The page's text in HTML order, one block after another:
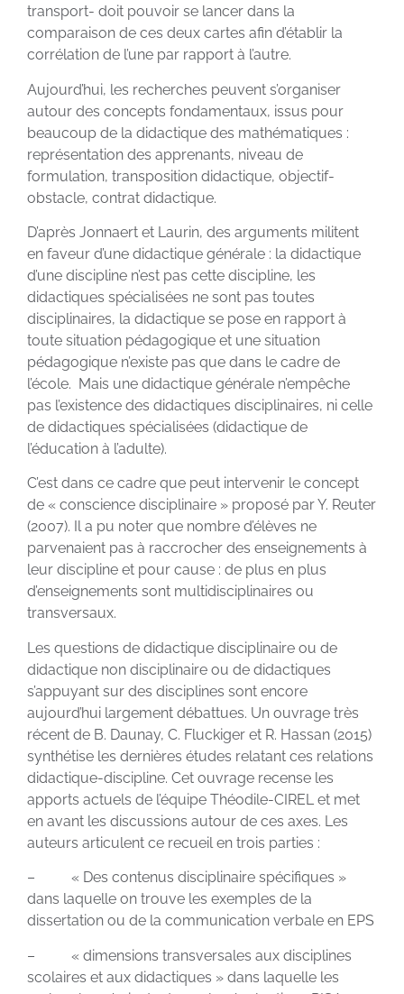
transport- doit pouvoir se lancer dans la
comparaison de ces deux cartes afin d’établir la
corrélation de l’une par rapport à l’autre.
Aujourd’hui, les recherches peuvent s’organiser
autour des concepts fondamentaux, issus pour
beaucoup de la didactique des mathématiques :
représentation des apprenants, niveau de
formulation, transposition didactique, objectif-
obstacle, contrat didactique.
D’après Jonnaert et Laurin, des arguments militent
en faveur d’une didactique générale : la didactique
d’une discipline n’est pas cette discipline, les
didactiques spécialisées ne sont pas toutes
disciplinaires, la didactique se pose en rapport à
toute situation pédagogique et une situation
pédagogique n’existe pas que dans le cadre de
l’école. Mais une didactique générale n’empêche
pas l’existence des didactiques disciplinaires, ni celle
de didactiques spécialisées (didactique de
l’éducation à l’adulte).
C’est dans ce cadre que peut intervenir le concept
de « conscience disciplinaire » proposé par Y. Reuter
(2007). Il a pu noter que nombre d’élèves ne
parvenaient pas à raccrocher des enseignements à
leur discipline et pour cause : de plus en plus
d’enseignements sont multidisciplinaires ou
transversaux.
Les questions de didactique disciplinaire ou de
didactique non disciplinaire ou de didactiques
s’appuyant sur des disciplines sont encore
aujourd’hui largement débattues. Un ouvrage très
récent de B. Daunay, C. Fluckiger et R. Hassan (2015)
synthétise les dernières études relatant ces relations
didactique-discipline. Cet ouvrage recense les
apports actuels de l’équipe Théodile-CIREL et met
en avant les discussions autour de ces axes. Les
auteurs articulent ce recueil en trois parties :
– « Des contenus disciplinaire spécifiques »
dans laquelle on trouve les exemples de la
dissertation ou de la communication verbale en EPS
– « dimensions transversales aux disciplines
scolaires et aux didactiques » dans laquelle les